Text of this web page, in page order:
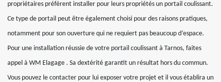
propriétaires préfèrent installer pour leurs propriétés un portail coulissant.
Ce type de portail peut être également choisi pour des raisons pratiques,
notamment pour son ouverture qui ne requiert pas beaucoup d’espace.
Pour une installation réussie de votre portail coulissant à Tarnos, faites
appel à WM Elagage . Sa dextérité garantit un résultat hors du commun.
Vous pouvez le contacter pour lui exposer votre projet et il vous établira un